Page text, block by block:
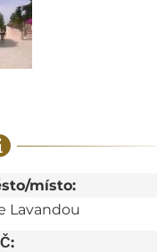
místo:
Lavandou